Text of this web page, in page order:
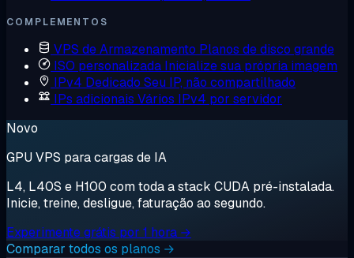
COMPLEMENTOS
VPS de Armazenamento Planos de disco grande
ISO personalizada Inicialize sua própria imagem
IPv4 Dedicado Seu IP, não compartilhado
IPs adicionais Vários IPv4 por servidor
Novo
GPU VPS para cargas de IA
L4, L40S e H100 com toda a stack CUDA pré-instalada.
Inicie, treine, desligue, faturação ao segundo.
Experimente grátis por 1 hora →
Comparar todos os planos →